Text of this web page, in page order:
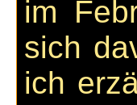
im
sich
ich